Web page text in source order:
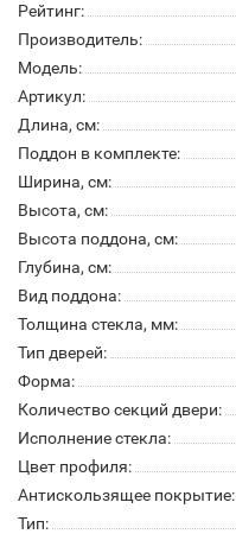
Рейтинг:
Производитель:
Модель:
Артикул:
Длина, см:
Поддон в комплекте:
Ширина, см:
Высота, см:
Высота поддона, см:
Глубина, см:
Вид поддона:
Толщина стекла, мм:
Тип дверей:
Форма:
Количество секций двери:
Исполнение стекла:
Цвет профиля:
Антискользящее покрытие:
Тип: